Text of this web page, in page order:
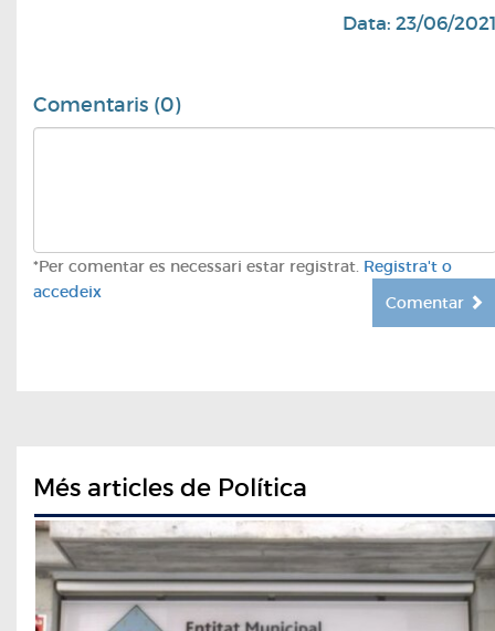
Data: 23/06/
Comentaris (0)
*Per comentar es necessari estar registrat. Registra't o
accedeix
Comentar
Més articles de Política